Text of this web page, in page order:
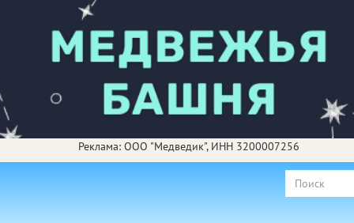
Реклама: ООО "Медведик", ИНН 3200007256